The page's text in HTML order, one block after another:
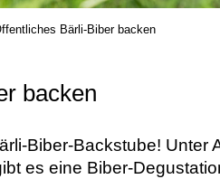
Bärli-Biber backen
backen
Biber-Backstube!
es eine Biber-